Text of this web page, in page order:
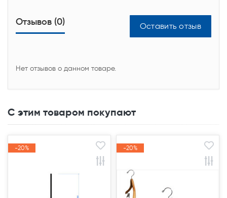
Отзывов (0) Оставить отзыв
Нет отзывов о данном товаре.
С этим товаром покупают
-20%
-20% -20%
-20%